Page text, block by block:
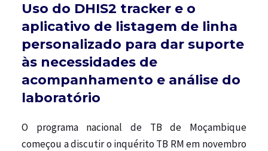
Uso do DHIS2 tracker e o
aplicativo de listagem de linha
personalizado para dar suporte
às necessidades de
acompanhamento e análise do
laboratório
O programa nacional de TB de Moçambique
começou a discutir o inquérito TB RM em novembro